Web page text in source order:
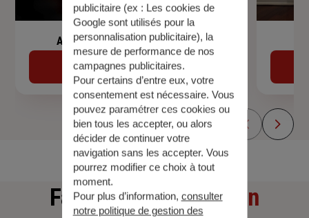
Assurance de prêt immobilier
Découvrir
Faitesune simulation
publicitaire (ex : Les cookies de
Google sont utilisés pour la
personnalisation publicitaire), la
mesure de performance de nos
campagnes publicitaires.
Pour certains d’entre eux, votre
consentement est nécessaire. Vous
pouvez paramétrer ces cookies ou
bien tous les accepter, ou alors
décider de continuer votre
navigation sans les accepter. Vous
pourrez modifier ce choix à tout
moment.
Pour plus d’information, consulter
notre politique de gestion des